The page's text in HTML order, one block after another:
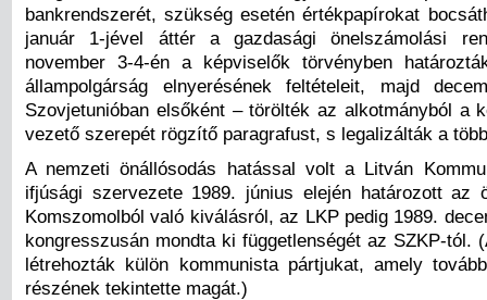
bankrendszerét, szükség esetén értékpapírokat
január 1-jével áttér a gazdasági önelszámolási
november 3-4-én a képviselők törvényben
állampolgárság elnyerésének feltételeit, majd
Szovjetunióban elsőként – törölték az alkotmányból a
vezető szerepét rögzítő paragrafust, s legalizálták a
A nemzeti önállósodás hatással volt a Litván
ifjúsági szervezete 1989. június elején határozott az
Komszomolból való kiválásról, az LKP pedig 1989.
kongresszusán mondta ki függetlenségét az SZKP-tól.
létrehozták külön kommunista pártjukat, amely
részének tekintette magát.)